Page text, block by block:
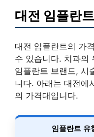
대전 임플란
대전 임플란트의 가
수 있습니다. 치과의
임플란트 브랜드, 시
니다. 아래는 대전에
의 가격대입니다.
임플란트 유